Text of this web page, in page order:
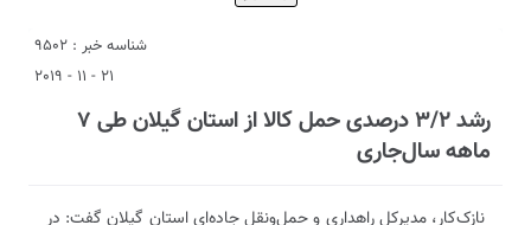
شناسه خبر : 9502
21 - 11 - 2019
رشد ۳/۲ درصدی حمل کالا از استان گیلان طی ۷
ماهه سال‌جاری
نازک‌کار، مدیرکل راهداری و حمل‌ونقل جاده‌ای استان گیلان گفت: در